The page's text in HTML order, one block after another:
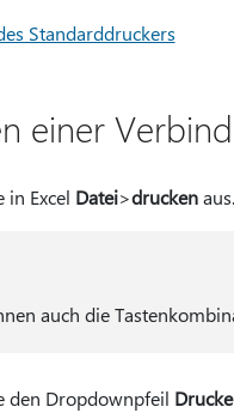
Standarddruckers
einer
in Excel Datei>druckenaus.
auch die
den Dropdownpfeil